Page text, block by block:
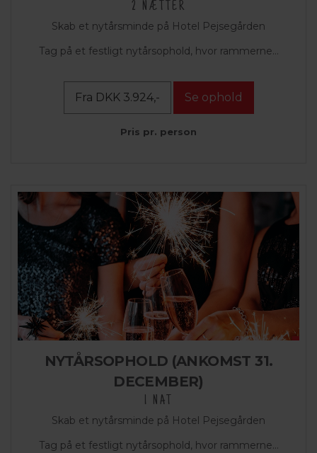
2 NÆTTER
Skab et nytårsminde på Hotel Pejsegården
Tag på et festligt nytårsophold, hvor rammerne...
Fra DKK 3.924,- Se ophold
Pris pr. person
NYTÅRSOPHOLD (ANKOMST 31.
DECEMBER)
1 NAT
Skab et nytårsminde på Hotel Pejsegården
Tag på et festligt nytårsophold, hvor rammerne...